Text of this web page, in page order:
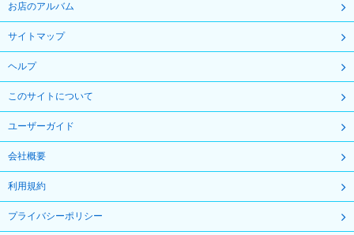
お店のアルバム
サイトマップ
ヘルプ
このサイトについて
ユーザーガイド
会社概要
利用規約
プライバシーポリシー